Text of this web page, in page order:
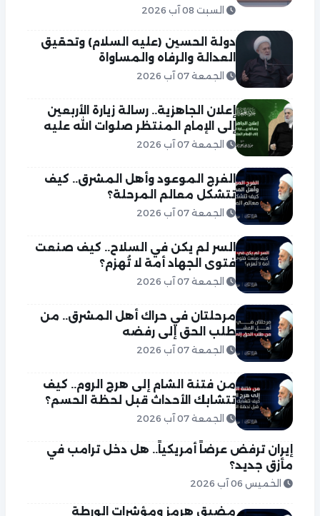
السبت 08 آب 2026
دولة الحسين (عليه السلام) وتحقيق
العدالة والرفاه والمساواة
الجمعة 07 آب 2026
إعلان الجاهزية.. رسالة زيارة الأربعين
إلى الإمام المنتظر صلوات الله عليه
الجمعة 07 آب 2026
الفرج الموعود وأهل المشرق.. كيف
تتشكل معالم المرحلة؟
الجمعة 07 آب 2026
السر لم يكن في السلاح.. كيف صنعت
فتوى الجهاد أمة لا تُهزم؟
الجمعة 07 آب 2026
مرحلتان في حراك أهل المشرق.. من
طلب الحق إلى رفضه
الجمعة 07 آب 2026
من فتنة الشام إلى هرج الروم.. كيف
تتشابك الأحداث قبل لحظة الحسم؟
الجمعة 07 آب 2026
إيران ترفض عرضاً أمريكياً.. هل دخل ترامب في
مأزق جديد؟
الخميس 06 آب 2026
مضيق هرمز ومؤشرات الورطة